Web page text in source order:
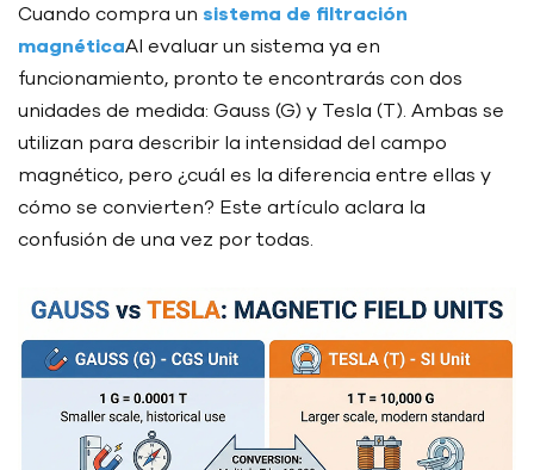
Cuando compra un sistema de filtración
magnéticaAl evaluar un sistema ya en
funcionamiento, pronto te encontrarás con dos
unidades de medida: Gauss (G) y Tesla (T). Ambas se
utilizan para describir la intensidad del campo
magnético, pero ¿cuál es la diferencia entre ellas y
cómo se convierten? Este artículo aclara la
confusión de una vez por todas.